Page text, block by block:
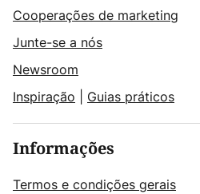
Cooperações de marketing
Junte-se a nós
Newsroom
Inspiração
Guias práticos
Informações
Termos e condições gerais